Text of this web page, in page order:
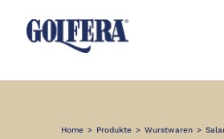
Home > Produkte > Wurstwaren >